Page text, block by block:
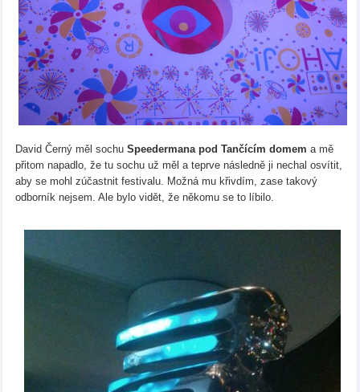
David Černý měl sochu Speedermana pod Tančícím domem a mě
přitom napadlo, že tu sochu už měl a teprve následně ji nechal osvítit,
aby se mohl zúčastnit festivalu. Možná mu křivdím, zase takový
odborník nejsem. Ale bylo vidět, že někomu se to líbilo.